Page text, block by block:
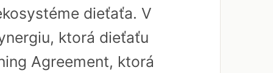
dieťaťa. V
ktorá dieťaťu
Agreement, ktorá